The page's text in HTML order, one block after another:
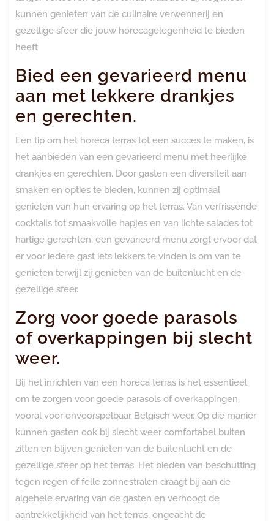
kunnen genieten van de culinaire verwennerij en
gezellige sfeer die jouw horecagelegenheid te bieden
heeft.
Bied een gevarieerd menu
aan met lekkere drankjes
en gerechten.
Een tip om het horeca terras tot een succes te maken, is
het aanbieden van een gevarieerd menu met heerlijke
drankjes en gerechten. Door gasten een diversiteit aan
smaken en opties te bieden, kunnen zij optimaal
genieten van hun ervaring op het terras. Van verfrissende
cocktails tot smaakvolle hapjes en van lichte salades tot
hartige gerechten, een gevarieerd menu zorgt ervoor dat
er voor iedere gast iets lekkers te vinden is om van te
genieten terwijl zij genieten van de buitenlucht en de
gezellige sfeer.
Zorg voor goede parasols
of overkappingen bij slecht
weer.
Bij het inrichten van een horeca terras is het essentieel
om te zorgen voor goede parasols of overkappingen,
vooral voor onvoorspelbaar Belgisch weer. Op die manier
kunnen gasten ook bij slecht weer comfortabel buiten
zitten en blijven genieten van de buitenlucht en de
gezellige sfeer op het terras. Het bieden van beschutting
tegen regen of felle zonnestralen draagt bij aan de
algehele ervaring van de gasten en verhoogt de
aantrekkelijkheid van het terras, ongeacht de